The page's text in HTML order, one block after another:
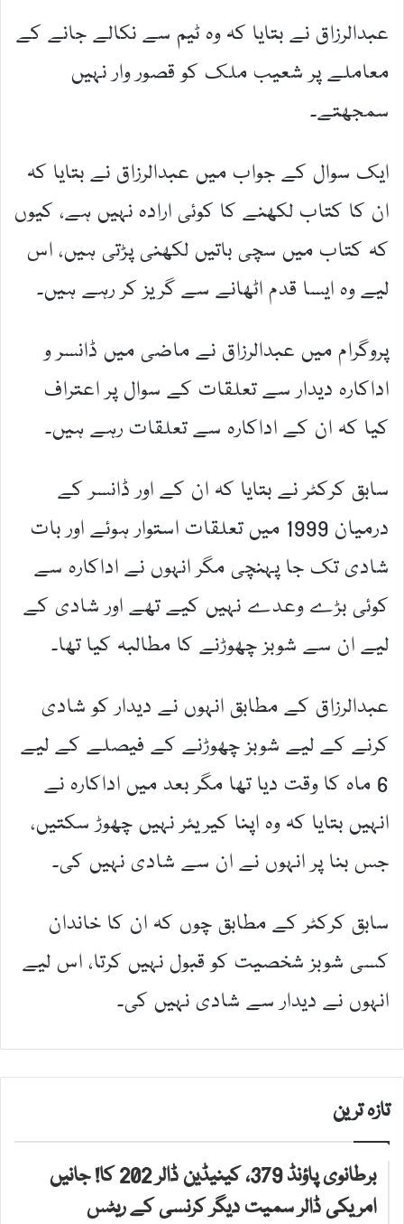
عبدالرزاق نے بتایا کہ وہ ٹیم سے نکالے جانے کے
معاملے پر شعیب ملک کو قصور وار نہیں
سمجھتے۔
ایک سوال کے جواب میں عبدالرزاق نے بتایا کہ
ان کا کتاب لکھنے کا کوئی ارادہ نہیں ہے، کیوں
کہ کتاب میں سچی باتیں لکھنی پڑتی ہیں، اس
لیے وہ ایسا قدم اٹھانے سے گریز کر رہے ہیں۔
پروگرام میں عبدالرزاق نے ماضی میں ڈانسر و
اداکارہ دیدار سے تعلقات کے سوال پر اعتراف
کیا کہ ان کے اداکارہ سے تعلقات رہے ہیں۔
سابق کرکٹر نے بتایا کہ ان کے اور ڈانسر کے
درمیان 1999 میں تعلقات استوار ہوئے اور بات
شادی تک جا پہنچی مگر انہوں نے اداکارہ سے
کوئی بڑے وعدے نہیں کیے تھے اور شادی کے
لیے ان سے شوبز چھوڑنے کا مطالبہ کیا تھا۔
عبدالرزاق کے مطابق انہوں نے دیدار کو شادی
کرنے کے لیے شوبز چھوڑنے کے فیصلے کے لیے
6 ماہ کا وقت دیا تھا مگر بعد میں اداکارہ نے
انہیں بتایا کہ وہ اپنا کیریئر نہیں چھوڑ سکتیں،
جس بنا پر انہوں نے ان سے شادی نہیں کی۔
سابق کرکٹر کے مطابق چوں کہ ان کا خاندان
کسی شوبز شخصیت کو قبول نہیں کرتا، اس لیے
انہوں نے دیدار سے شادی نہیں کی۔
تازہ ترین
برطانوی پاؤنڈ 379، کینیڈین ڈالر 202 کا! جانیں
امریکی ڈالر سمیت دیگر کرنسی کے ریٹس